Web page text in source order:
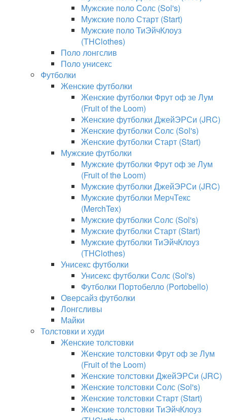
Мужские поло Солс (Sol's)
Мужские поло Старт (Start)
Мужские поло ТиЭйчКлоуз
(THClothes)
Поло лонгслив
Поло унисекс
Футболки
Женские футболки
Женские футболки Фрут оф зе Лум
(Fruit of the Loom)
Женские футболки ДжейЭРСи (JRC)
Женские футболки Солс (Sol's)
Женские футболки Старт (Start)
Мужские футболки
Мужские футболки Фрут оф зе Лум
(Fruit of the Loom)
Мужские футболки ДжейЭРСи (JRC)
Мужские футболки МерчТекс
(MerchTex)
Мужские футболки Солс (Sol's)
Мужские футболки Старт (Start)
Мужские футболки ТиЭйчКлоуз
(THClothes)
Унисекс футболки
Унисекс футболки Солс (Sol's)
Футболки Портобелло (Portobello)
Оверсайз футболки
Лонгсливы
Майки
Толстовки и худи
Женские толстовки
Женские толстовки Фрут оф зе Лум
(Fruit of the Loom)
Женские толстовки ДжейЭРСи (JRC)
Женские толстовки Солс (Sol's)
Женские толстовки Старт (Start)
Женские толстовки ТиЭйчКлоуз